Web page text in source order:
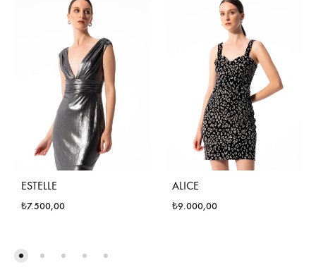
ESTELLE
₺7.500,00
ALICE
₺9.000,00